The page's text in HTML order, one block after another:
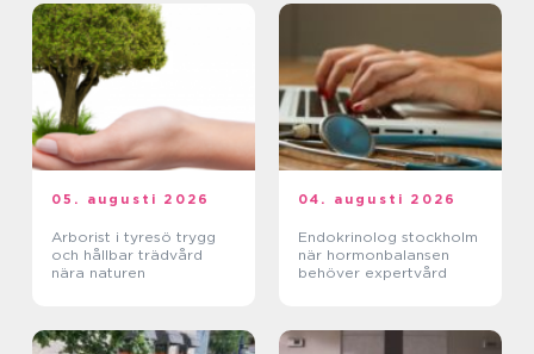
05. augusti 2026
Arborist i tyresö trygg
och hållbar trädvård
nära naturen
04. augusti 2026
Endokrinolog stockholm
när hormonbalansen
behöver expertvård